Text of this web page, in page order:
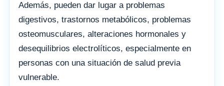
Además, pueden dar lugar a problemas
digestivos, trastornos metabólicos, problemas
osteomusculares, alteraciones hormonales y
desequilibrios electrolíticos, especialmente en
personas con una situación de salud previa
vulnerable.